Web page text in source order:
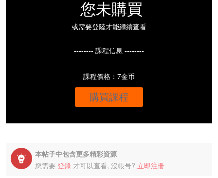
您未購買
或需要登陸才能繼續查看
-------- 課程信息 --------
課程價格：7金币
購買課程

本帖子中包含更多精彩資源
您需要 登錄 才可以查看, 沒帳号? 立即注冊